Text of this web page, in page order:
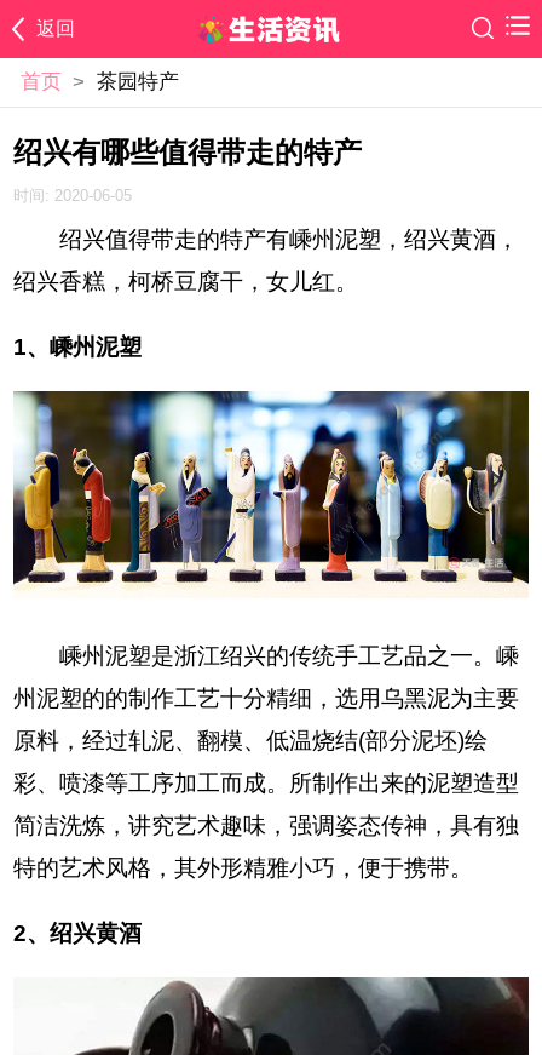
返回
首页 > 茶园特产
绍兴有哪些值得带走的特产
时间: 2020-06-05
绍兴值得带走的特产有嵊州泥塑，绍兴黄酒，
绍兴香糕，柯桥豆腐干，女儿红。
1、嵊州泥塑
嵊州泥塑是浙江绍兴的传统手工艺品之一。嵊
州泥塑的的制作工艺十分精细，选用乌黑泥为主要
原料，经过轧泥、翻模、低温烧结(部分泥坯)绘
彩、喷漆等工序加工而成。所制作出来的泥塑造型
简洁洗炼，讲究艺术趣味，强调姿态传神，具有独
特的艺术风格，其外形精雅小巧，便于携带。
2、绍兴黄酒